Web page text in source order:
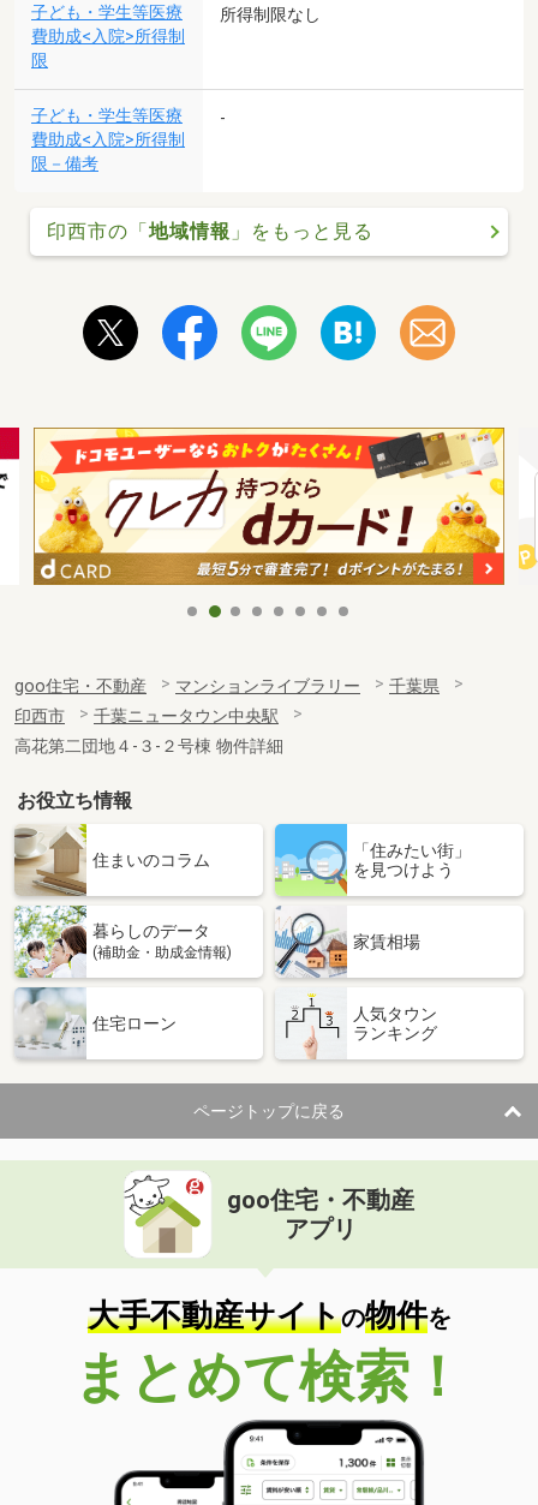
子ども・学生等医療
費助成<入院>所得制
限
所得制限なし
子ども・学生等医療
費助成<入院>所得制
限－備考
-
印西市の「 地域情報 」をもっと見る
goo住宅・不動産 マンションライブラリー
千葉県
印西市
千葉ニュータウン中央駅
高花第二団地４-３-２号棟 物件詳細
お役立ち情報
住まいのコラム
「住みたい街」
を見つけよう
暮らしのデータ
(補助金・助成金情報)
家賃相場
住宅ローン
人気タウン
ランキング
ページトップに戻る
goo住宅・不動産
アプリ
大手不動産サイトの物件を
まとめて検索！